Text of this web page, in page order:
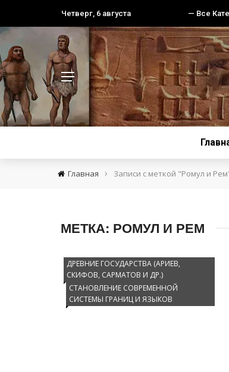
Четверг, 6 августа — Все
Главная › Записи с меткой "Ромул и
МЕТКА: РОМУЛ И РЕМ
ДРЕВНИЕ ГОСУДАРСТВА (АРИЕВ,
СКИФОВ, САРМАТОВ И ДР.)
СТАНОВЛЕНИЕ СОВРЕМЕННОЙ
СИСТЕМЫ ГРАНИЦ И ЯЗЫКОВ